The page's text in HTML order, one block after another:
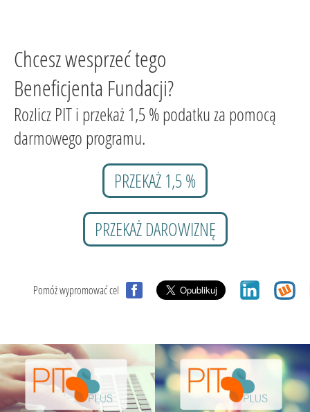
Chcesz wesprzeć tego
Beneficjenta Fundacji?
Rozlicz PIT i przekaż 1,5 % podatku za pomocą
darmowego programu.
PRZEKAŻ 1,5 %
PRZEKAŻ DAROWIZNĘ
Pomóż wypromować cel